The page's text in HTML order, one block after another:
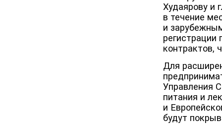
Худаярову и
в течение
и
регистрации
контрактов,
Для
Управления
питания и
и
будут